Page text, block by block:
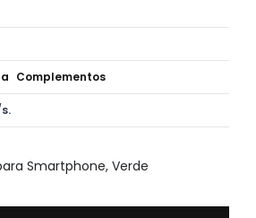
Complementos
Smartphone, Verde